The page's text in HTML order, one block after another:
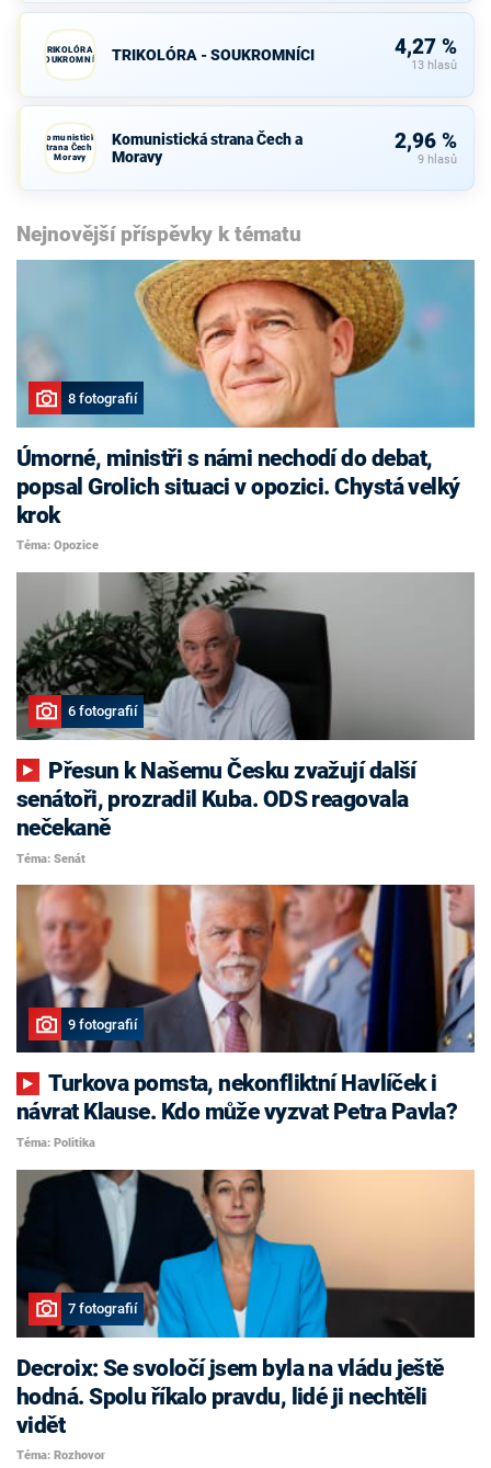
TRIKOLÓRA -
SOUKROMNÍCI
TRIKOLÓRA - SOUKROMNÍCI 4,27 %
13 hlasů
Komunistická
strana Čech a
Moravy
Komunistická strana Čech a
Moravy
2,96 %
9 hlasů
Nejnovější příspěvky k tématu
8 fotografií
Úmorné, ministři s námi nechodí do debat,
popsal Grolich situaci v opozici. Chystá velký
krok
Téma: Opozice
6 fotografií
senátoři, prozradil Kuba. ODS reagovala
nečekaně
Téma: Senát
9 fotografií
Turkova pomsta, nekonfliktní Havlíček i
návrat Klause. Kdo může vyzvat Petra Pavla?
Téma: Politika
7 fotografií
Decroix: Se svoločí jsem byla na vládu ještě
hodná. Spolu říkalo pravdu, lidé ji nechtěli
vidět
Téma: Rozhovor